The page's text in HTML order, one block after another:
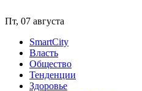
Пт, 07 августа
SmartCity
Власть
Общество
Тенденции
Здоровье